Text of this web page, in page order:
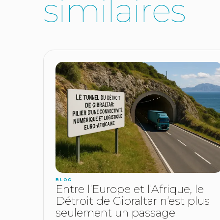
simi aires
BLOG
Entre l’Europe et l’Afrique, le
Détroit de Gibraltar n’est plus
seulement un passage